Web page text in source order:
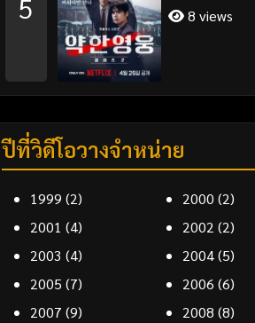
5
8 views
ปีที่วิดีโอวางจำหน่าย
1999 (2) 2000 (2)
2001 (4) 2002 (2)
2003 (4) 2004(5)
2005 (7) 2006 (6)
2007 (9) 2008 (8)